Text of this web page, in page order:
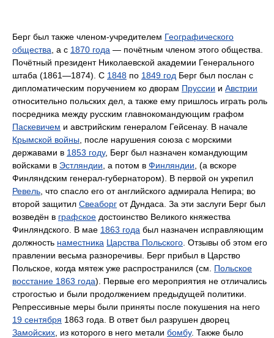
Берг был также членом-учредителем Географического
общества , а с 1870 года — почётным членом этого общества.
Почётный президент Николаевской академии Генерального
штаба (1861—1874). С 1848 по 1849 год Берг был послан с
дипломатическим поручением ко дворам Пруссии и Австрии
относительно польских дел, а также ему пришлось играть роль
посредника между русским главнокомандующим графом
Паскевичем и австрийским генералом Гейсенау. В начале
Крымской войны , после нарушения союза с морскими
державами в 1853 году, Берг был назначен командующим
войсками в Эстляндии , а потом в Финляндии , (а вскоре
Финляндским генерал-губернатором). В первой он укрепил
Ревель , что спасло его от английского адмирала Непира; во
второй защитил Свеаборг от Дундаса. За эти заслуги Берг был
возведён в графское достоинство Великого княжества
Финляндского. В мае 1863 года был назначен исправляющим
должность наместника Царства Польского . Отзывы об этом его
правлении весьма разноречивы. Берг прибыл в Царство
Польское, когда мятеж уже распространился (см. Польское
восстание 1863 года). Первые его мероприятия не отличались
строгостью и были продолжением предыдущей политики.
Репрессивные меры были приняты после покушения на него
19 сентября 1863 года. В ответ был разрушен дворец
Замойских , из которого в него метали бомбу. Также было